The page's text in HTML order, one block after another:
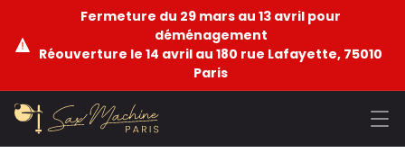
Fermeture du 29 mars au 13 avril pour
déménagement
Réouverture le 14 avril au 180 rue Lafayette, 75010
Paris